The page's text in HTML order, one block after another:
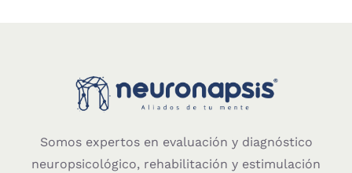
Somos expertos en evaluación y diagnóstico
neuropsicológico, rehabilitación y estimulación